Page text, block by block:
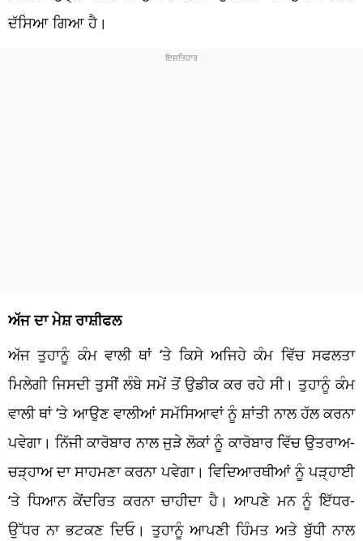
ਦੱਸਿਆ ਗਿਆ ਹੈ।
ਅੱਜ ਦਾ ਮੇਸ਼ ਰਾਸ਼ੀਫਲ
ਅੱਜ ਤੁਹਾਨੂੰ ਕੰਮ ਵਾਲੀ ਥਾਂ ‘ਤੇ ਕਿਸੇ ਅਜਿਹੇ ਕੰਮ ਵਿੱਚ ਸਫਲਤਾ
ਮਿਲੇਗੀ ਜਿਸਦੀ ਤੁਸੀਂ ਲੰਬੇ ਸਮੇਂ ਤੋਂ ਉਡੀਕ ਕਰ ਰਹੇ ਸੀ। ਤੁਹਾਨੂੰ ਕੰਮ
ਵਾਲੀ ਥਾਂ ‘ਤੇ ਆਉਣ ਵਾਲੀਆਂ ਸਮੱਸਿਆਵਾਂ ਨੂੰ ਸ਼ਾਂਤੀ ਨਾਲ ਹੱਲ ਕਰਨਾ
ਪਵੇਗਾ। ਨਿੱਜੀ ਕਾਰੋਬਾਰ ਨਾਲ ਜੁੜੇ ਲੋਕਾਂ ਨੂੰ ਕਾਰੋਬਾਰ ਵਿੱਚ ਉਤਰਾਅ-
ਚੜ੍ਹਾਅ ਦਾ ਸਾਹਮਣਾ ਕਰਨਾ ਪਵੇਗਾ। ਵਿਦਿਆਰਥੀਆਂ ਨੂੰ ਪੜ੍ਹਾਈ
‘ਤੇ ਧਿਆਨ ਕੇਂਦਰਿਤ ਕਰਨਾ ਚਾਹੀਦਾ ਹੈ। ਆਪਣੇ ਮਨ ਨੂੰ ਇੱਧਰ-
ਉੱਧਰ ਨਾ ਭਟਕਣ ਦਿਓ। ਤੁਹਾਨੂੰ ਆਪਣੀ ਹਿੰਮਤ ਅਤੇ ਬੁੱਧੀ ਨਾਲ